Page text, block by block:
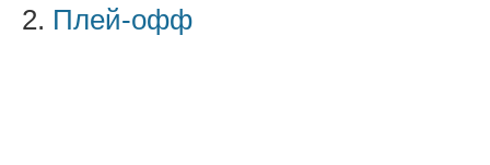
2. Плей-офф